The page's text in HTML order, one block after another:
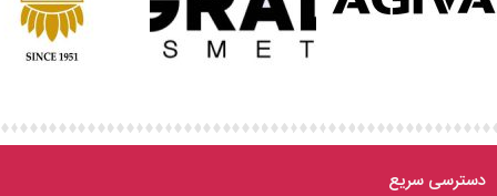
دسترسی سریع